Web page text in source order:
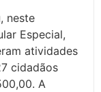
neste
Especial,
atividades
cidadãos
A